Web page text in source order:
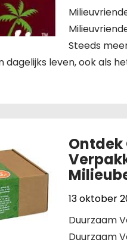
Steeds
dagelijks leven, ook als
Ontdek
13 oktober
Duurzaam
Duurzaam